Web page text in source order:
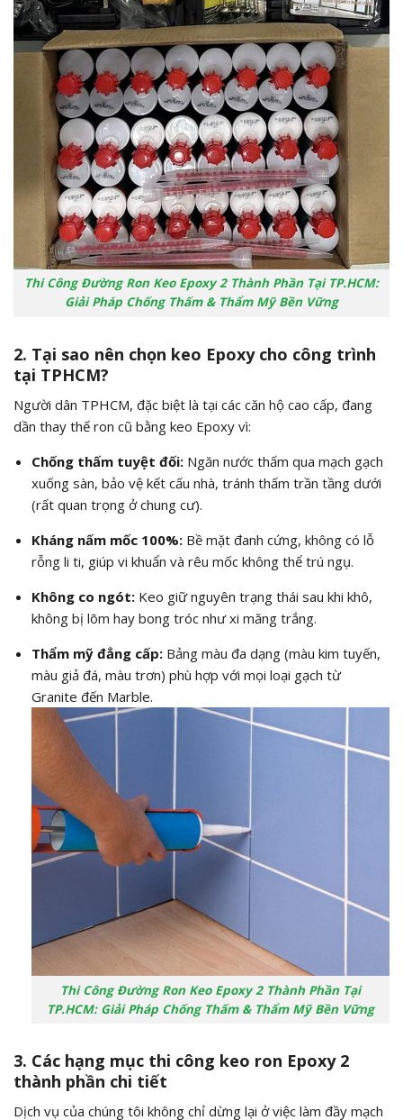
Thi Công Đường Ron Keo Epoxy 2 Thành Phần Tại TP.HCM:
Giải Pháp Chống Thấm & Thẩm Mỹ Bền Vững
2. Tại sao nên chọn keo Epoxy cho công trình
tại TPHCM?
Người dân TPHCM, đặc biệt là tại các căn hộ cao cấp, đang
dần thay thế ron cũ bằng keo Epoxy vì:
Chống thấm tuyệt đối:Ngăn nước thấm qua mạch gạch
xuống sàn, bảo vệ kết cấu nhà, tránh thấm trần tầng dưới
(rất quan trọng ở chung cư).
Kháng nấm mốc 100%:Bề mặt đanh cứng, không có lỗ
rỗng li ti, giúp vi khuẩn và rêu mốc không thể trú ngụ.
Không co ngót:Keo giữ nguyên trạng thái sau khi khô,
không bị lõm hay bong tróc như xi măng trắng.
Thẩm mỹ đẳng cấp:Bảng màu đa dạng (màu kim tuyến,
màu giả đá, màu trơn) phù hợp với mọi loại gạch từ
Granite đến Marble.
Thi Công Đường Ron Keo Epoxy 2 Thành Phần Tại
TP.HCM: Giải Pháp Chống Thấm & Thẩm Mỹ Bền Vững
3. Các hạng mục thi công keo ron Epoxy 2
thành phần chi tiết
Dịch vụ của chúng tôi không chỉ dừng lại ở việc làm đầy mạch